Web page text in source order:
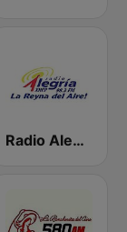
Radio Alegria